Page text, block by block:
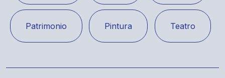
Patrimonio Pintura Teatro